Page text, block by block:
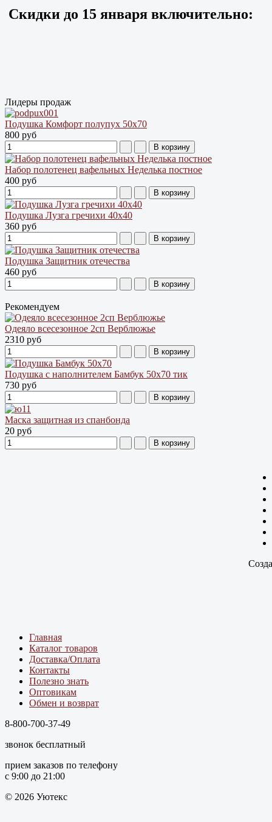
Скидки до 15 января включительно:
Лидеры продаж
Подушка Комфорт полупух 50х70
800 руб
Набор полотенец вафельных Неделька постное
400 руб
Подушка Лузга гречихи 40х40
360 руб
Подушка Защитник отечества
460 руб
Рекомендуем
Одеяло всесезонное 2сп Верблюжье
2310 руб
Подушка с наполнителем Бамбук 50х70 тик
730 руб
Маска защитная из спанбонда
20 руб
Главная
Каталог товаров
Доставка/Оплата
Контакты
Полезно знать
Оптовикам
Обмен и возврат
8-800-700-37-49
звонок бесплатный
прием заказов по телефону
с 9:00 до 21:00
© 2026 Уютекс